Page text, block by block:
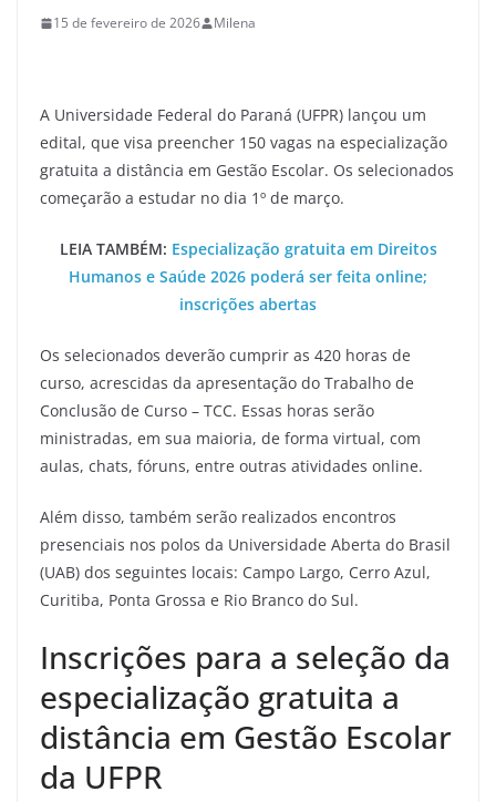
15 de fevereiro de 2026 Milena
A Universidade Federal do Paraná (UFPR) lançou um
edital, que visa preencher 150 vagas na especialização
gratuita a distância em Gestão Escolar. Os selecionados
começarão a estudar no dia 1º de março.
LEIA TAMBÉM: Especialização gratuita em Direitos
Humanos e Saúde 2026 poderá ser feita online;
inscrições abertas
Os selecionados deverão cumprir as 420 horas de
curso, acrescidas da apresentação do Trabalho de
Conclusão de Curso – TCC. Essas horas serão
ministradas, em sua maioria, de forma virtual, com
aulas, chats, fóruns, entre outras atividades online.
Além disso, também serão realizados encontros
presenciais nos polos da Universidade Aberta do Brasil
(UAB) dos seguintes locais: Campo Largo, Cerro Azul,
Curitiba, Ponta Grossa e Rio Branco do Sul.
Inscrições para a seleção da
especialização gratuita a
distância em Gestão Escolar
da UFPR